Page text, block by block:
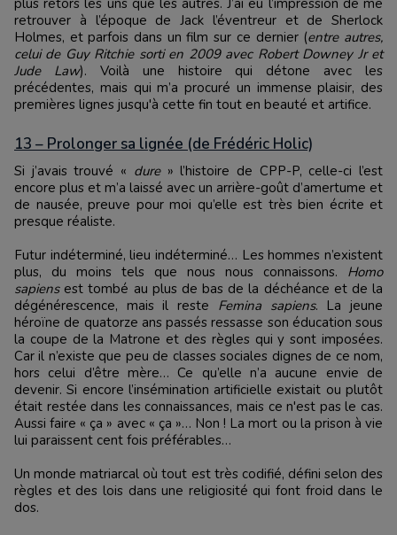
retrouver à l’époque de Jack l’éventreur et de Sherlock
Holmes, et parfois dans un film sur ce dernier (entre autres,
celui de Guy Ritchie sorti en 2009 avec Robert Downey Jr et
Jude Law). Voilà une histoire qui détone avec les
précédentes, mais qui m’a procuré un immense plaisir, des
premières lignes jusqu'à cette fin tout en beauté et artifice.
13 – Prolonger sa lignée (de Frédéric Holic)
Si j’avais trouvé « dure» l’histoire de CPP-P, celle-ci l’est
encore plus et m’a laissé avec un arrière-goût d’amertume et
de nausée, preuve pour moi qu’elle est très bien écrite et
presque réaliste.
Futur indéterminé, lieu indéterminé… Les hommes n’existent
plus, du moins tels que nous nous connaissons. Homo
sapiensest tombé au plus de bas de la déchéance et de la
dégénérescence, mais il reste Femina sapiens. La jeune
héroïne de quatorze ans passés ressasse son éducation sous
la coupe de la Matrone et des règles qui y sont imposées.
Car il n’existe que peu de classes sociales dignes de ce nom,
hors celui d’être mère… Ce qu’elle n’a aucune envie de
devenir. Si encore l’insémination artificielle existait ou plutôt
était restée dans les connaissances, mais ce n'est pas le cas.
Aussi faire « ça » avec « ça »… Non ! La mort ou la prison à vie
lui paraissent cent fois préférables…
Un monde matriarcal où tout est très codifié, défini selon des
règles et des lois dans une religiosité qui font froid dans le
dos.